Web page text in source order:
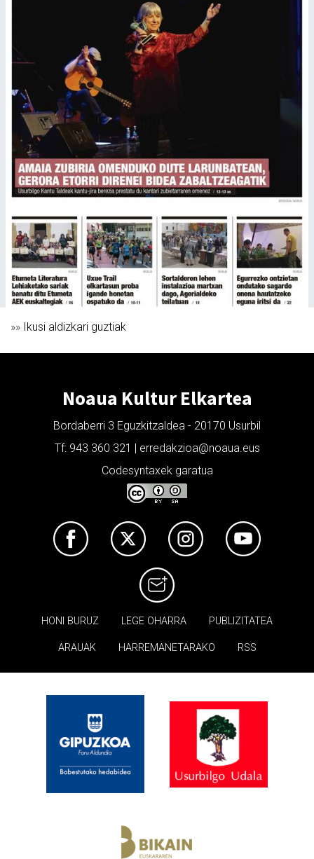
»» Ikusi aldizkari guztiak
Noaua Kultur Elkartea
Bordaberri 3 Eguzkitzaldea - 20170 Usurbil
Tf: 943 360 321 | erredakzioa@noaua.eus
Codesyntaxek garatua
HONI BURUZ LEGE OHARRA PUBLIZITATEA
ARAUAK HARREMANETARAKO RSS